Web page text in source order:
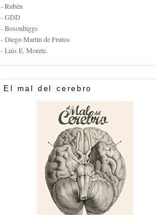
- Rubén
- GDD
- Bosonhiggs
- Diego Martín de Frutos
- Luis E. Morete.
El mal del cerebro